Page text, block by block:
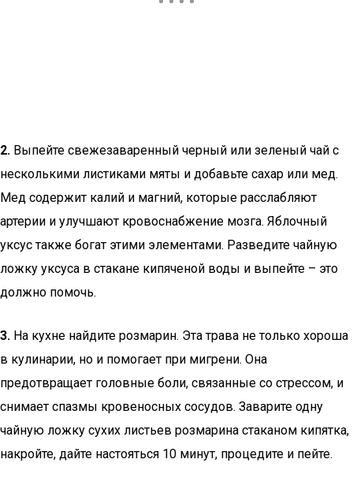
2. Выпейте свежезаваренный черный или зеленый чай с
несколькими листиками мяты и добавьте сахар или мед.
Мед содержит калий и магний, которые расслабляют
артерии и улучшают кровоснабжение мозга. Яблочный
уксус также богат этими элементами. Разведите чайную
ложку уксуса в стакане кипяченой воды и выпейте – это
должно помочь.
3. На кухне найдите розмарин. Эта трава не только хороша
в кулинарии, но и помогает при мигрени. Она
предотвращает головные боли, связанные со стрессом, и
снимает спазмы кровеносных сосудов. Заварите одну
чайную ложку сухих листьев розмарина стаканом кипятка,
накройте, дайте настояться 10 минут, процедите и пейте.